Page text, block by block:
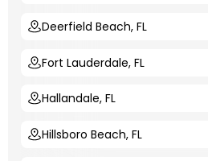
Deerfield Beach, FL
Fort Lauderdale, FL
Hallandale, FL
Hillsboro Beach, FL